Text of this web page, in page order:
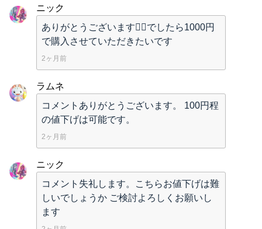
ニック
ありがとうございます🙇‍♀️でしたら1000円
で購入させていただきたいです
2ヶ月前
ラムネ
コメントありがとうございます。 100円程
の値下げは可能です。
2ヶ月前
ニック
コメント失礼します。こちらお値下げは難
しいでしょうか ご検討よろしくお願いし
ます